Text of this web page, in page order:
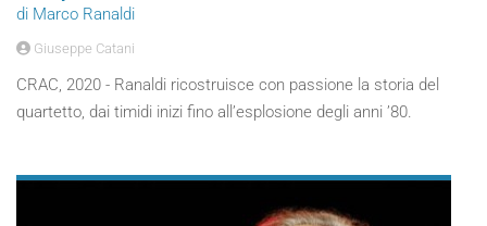
di Marco Ranaldi
Giuseppe Catani
CRAC, 2020 - Ranaldi ricostruisce con passione la storia del
quartetto, dai timidi inizi fino all’esplosione degli anni ’80.